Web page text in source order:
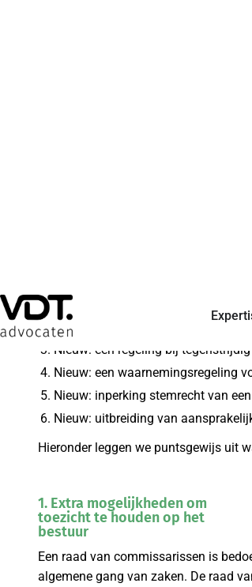
Nieuw: extra mogelijkheden om
Nieuw: een verzwaring van de
Nieuw: een regeling bij
Nieuw: een waarnemingsregeling
Nieuw: inperking stemrecht van
Nieuw: uitbreiding van
Hieronder leggen we puntsgewijs uit
1. Extra mogelijkheden om
toezicht te houden op het
bestuur
Een raad van commissarissen is
algemene gang van zaken. De raad